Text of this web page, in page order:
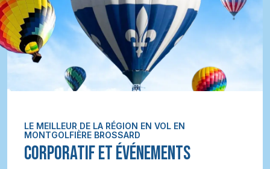
LE MEILLEUR DE LA RÉGION EN VOL EN
MONTGOLFIÈRE BROSSARD
CORPORATIF ET ÉVÉNEMENTS